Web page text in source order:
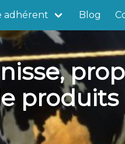
adhérent Blog
produits